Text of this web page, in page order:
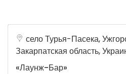
село Турья-Пасека,
Закарпатская область,
«Лаунж-Бар»